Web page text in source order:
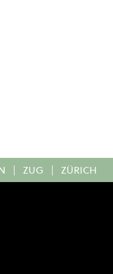
| ZUG | ZÜRICH